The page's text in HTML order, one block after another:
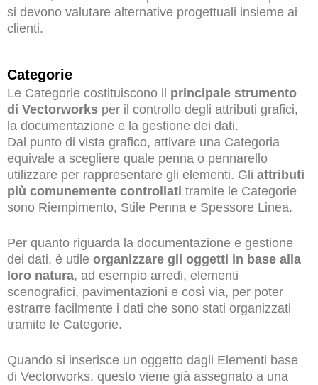
si devono valutare alternative progettuali insieme ai
clienti.
Categorie
Le Categorie costituiscono il principale strumento
di Vectorworks per il controllo degli attributi grafici,
la documentazione e la gestione dei dati.
Dal punto di vista grafico, attivare una Categoria
equivale a scegliere quale penna o pennarello
utilizzare per rappresentare gli elementi. Gli attributi
più comunemente controllati tramite le Categorie
sono Riempimento, Stile Penna e Spessore Linea.
Per quanto riguarda la documentazione e gestione
dei dati, è utile organizzare gli oggetti in base alla
loro natura, ad esempio arredi, elementi
scenografici, pavimentazioni e così via, per poter
estrarre facilmente i dati che sono stati organizzati
tramite le Categorie.
Quando si inserisce un oggetto dagli Elementi base
di Vectorworks, questo viene già assegnato a una